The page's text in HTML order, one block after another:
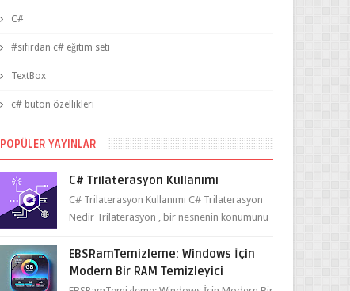
C#
#sıfırdan c# eğitim seti
TextBox
c# buton özellikleri
POPÜLER YAYINLAR
C# Trilaterasyon Kullanımı
C# Trilaterasyon Kullanımı C# Trilaterasyon
Nedir Trilaterasyon , bir nesnenin konumunu
EBSRamTemizleme: Windows İçin
Modern Bir RAM Temizleyici